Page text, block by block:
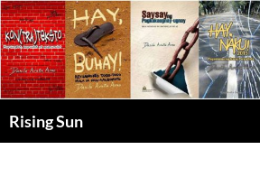
Skip
to
content
Rising Sun